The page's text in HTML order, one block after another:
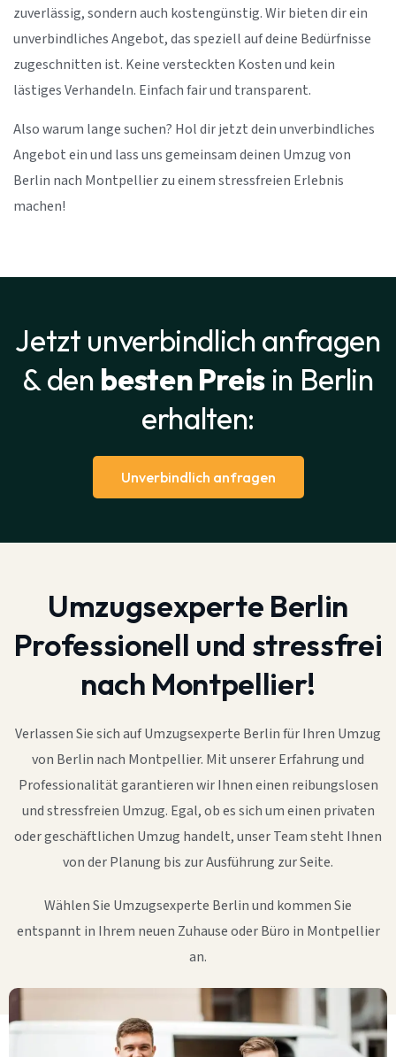
zuverlässig, sondern auch kostengünstig. Wir bieten dir ein
unverbindliches Angebot, das speziell auf deine Bedürfnisse
zugeschnitten ist. Keine versteckten Kosten und kein
lästiges Verhandeln. Einfach fair und transparent.
Also warum lange suchen? Hol dir jetzt dein unverbindliches
Angebot ein und lass uns gemeinsam deinen Umzug von
Berlin nach Montpellier zu einem stressfreien Erlebnis
machen!
Jetzt unverbindlich anfragen
& den besten Preis in Berlin
erhalten:
Unverbindlich anfragen
Umzugsexperte Berlin
Professionell und stressfrei
nach Montpellier!
Verlassen Sie sich auf Umzugsexperte Berlin für Ihren Umzug
von Berlin nach Montpellier. Mit unserer Erfahrung und
Professionalität garantieren wir Ihnen einen reibungslosen
und stressfreien Umzug. Egal, ob es sich um einen privaten
oder geschäftlichen Umzug handelt, unser Team steht Ihnen
von der Planung bis zur Ausführung zur Seite.
Wählen Sie Umzugsexperte Berlin und kommen Sie
entspannt in Ihrem neuen Zuhause oder Büro in Montpellier
an.